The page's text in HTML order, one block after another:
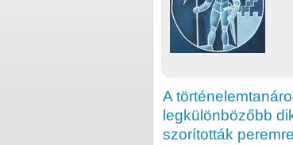
A
legkülönbözőbb
szorították